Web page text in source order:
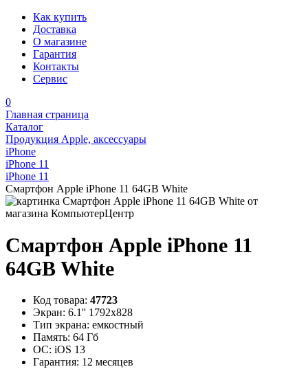
Как купить
Доставка
О магазине
Гарантия
Контакты
Сервис
0
Главная страница
Каталог
Продукция Apple, аксессуары
iPhone
iPhone 11
iPhone 11
Смартфон Apple iPhone 11 64GB White
Смартфон Apple iPhone 11
64GB White
Код товара: 47723
Экран: 6.1'' 1792x828
Тип экрана: емкостный
Память: 64 Гб
ОС: iOS 13
Гарантия: 12 месяцев